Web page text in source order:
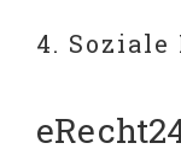
4. Soziale